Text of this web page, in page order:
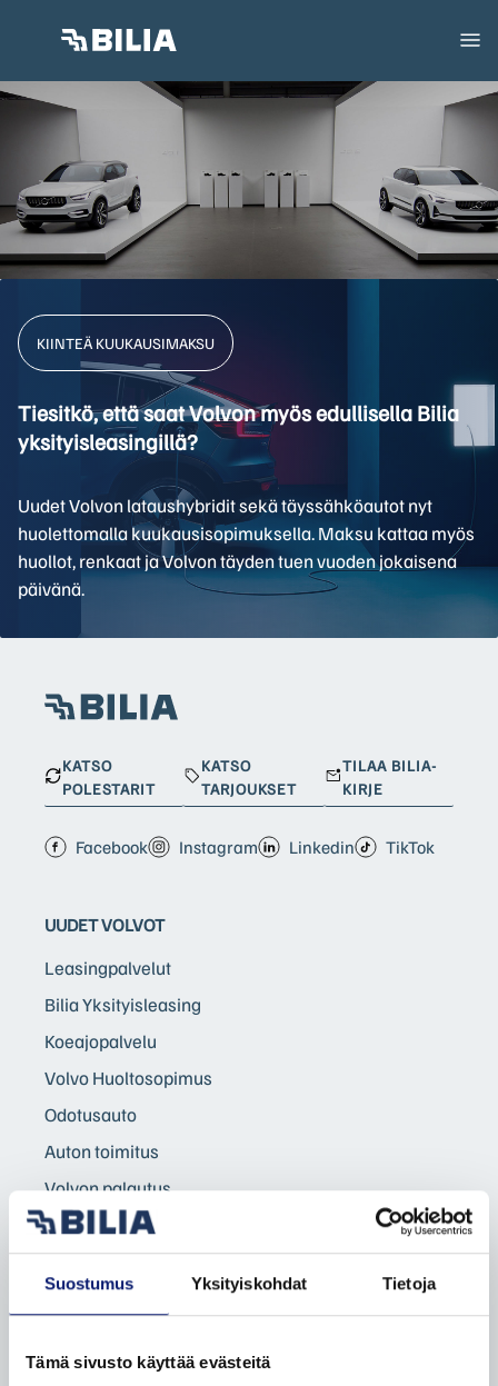
Suostumus Yksityiskohdat Tietoja
Tämä sivusto käyttää evästeitä
KIINTEÄ KUUKAUSIMAKSU
Tiesitkö, että saat Volvon myös edullisella Bilia
yksityisleasingillä?
Uudet Volvon lataushybridit sekä täyssähköautot nyt
huolettomalla kuukausisopimuksella. Maksu kattaa myös
huollot, renkaat ja Volvon täyden tuen vuoden jokaisena
päivänä.
KATSO
POLESTARIT
KATSO
TARJOUKSET
TILAA BILIA-
KIRJE
Facebook Instagram Linkedin TikTok
UUDET VOLVOT
Leasingpalvelut
Bilia Yksityisleasing
Koeajopalvelu
Volvo Huoltosopimus
Odotusauto
Auton toimitus
Volvon palautus
Volvo sähköistyy
Yritysasiakkaat
Yksityisasiakkaat
Etämyynnin ehdot